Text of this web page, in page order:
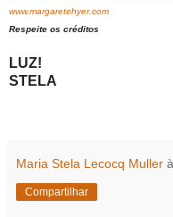
www.margaretehyer.com
Respeite os créditos
LUZ!
STELA
Maria Stela Lecocq Muller
Compartilhar